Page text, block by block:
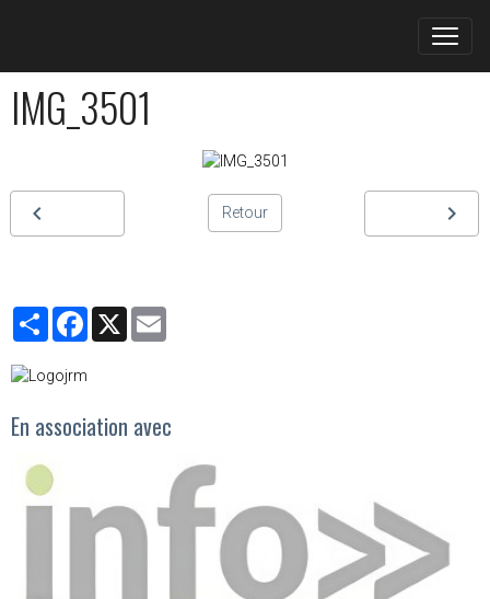
IMG_3501
Retour
PartagerFacebook
X
En association avec